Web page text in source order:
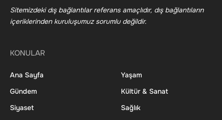
Sitemizdeki dış bağlantılar referans amaçlıdır, dış bağlantıların
içeriklerinden kuruluşumuz sorumlu değildir.
KONULAR
Ana Sayfa
Gündem
Siyaset
Yaşam
Kültür & Sanat
Sağlık